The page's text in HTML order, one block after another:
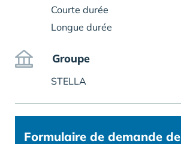
Courte durée
Longue durée
Groupe
STELLA
Formulaire de demande de